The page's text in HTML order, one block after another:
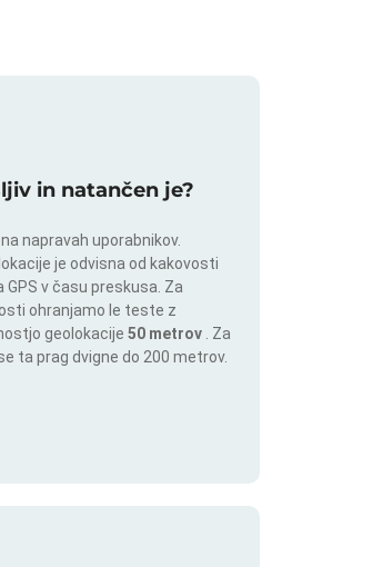
in natančen je?
napravah uporabnikov.
je odvisna od kakovosti
v času preskusa. Za
ohranjamo le teste z
geolokacije 50 metrov
. Za
ta prag dvigne do 200 metrov.